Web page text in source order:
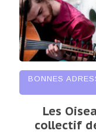
BONNES
Les
collectif